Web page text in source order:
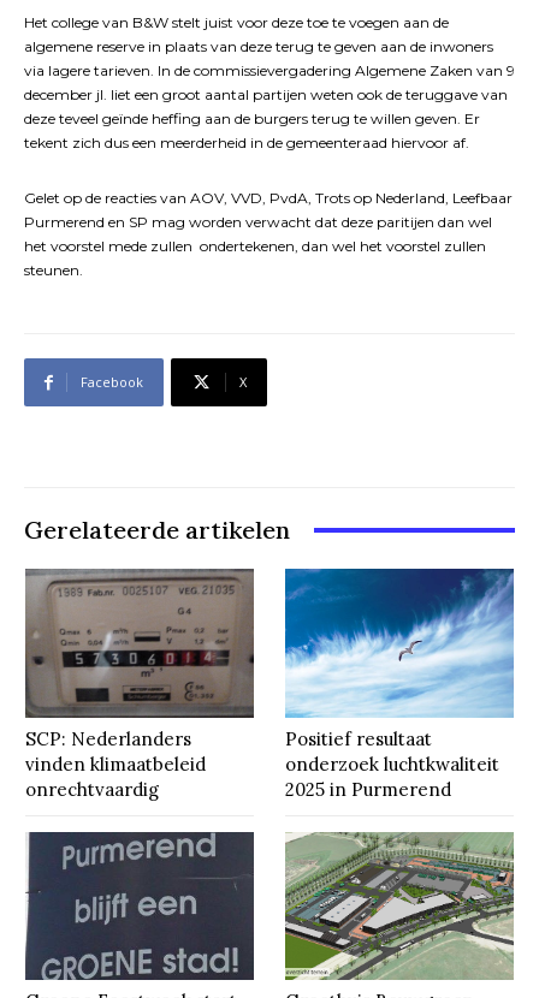
Het college van B&W stelt juist voor deze toe te voegen aan de
algemene reserve in plaats van deze terug te geven aan de inwoners
via lagere tarieven. In de commissievergadering Algemene Zaken van 9
december jl. liet een groot aantal partijen weten ook de teruggave van
deze teveel geïnde heffing aan de burgers terug te willen geven. Er
tekent zich dus een meerderheid in de gemeenteraad hiervoor af.
Gelet op de reacties van AOV, VVD, PvdA, Trots op Nederland, Leefbaar
Purmerend en SP mag worden verwacht dat deze paritijen dan wel
het voorstel mede zullen ondertekenen, dan wel het voorstel zullen
steunen.
Facebook X
Gerelateerde artikelen
SCP: Nederlanders
vinden klimaatbeleid
onrechtvaardig
Positief resultaat
onderzoek luchtkwaliteit
2025 in Purmerend